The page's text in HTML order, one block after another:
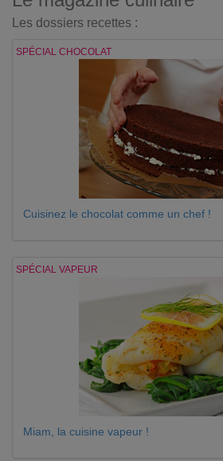
Les dossiers recettes :
SPÉCIAL CHOCOLAT
Cuisinez le chocolat comme un chef !
SPÉCIAL VAPEUR
Miam, la cuisine vapeur !